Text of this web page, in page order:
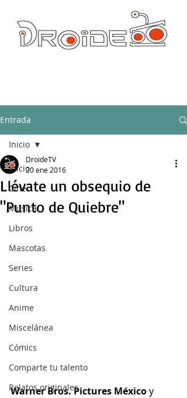
Entrada
Inicio
Cine
Música
Libros
Mascotas
Series
Cultura
Anime
Miscelánea
Cómics
Comparte tu talento
Relatos originales
Inicio
Llévate un obsequio de
"Punto de Quiebre"
DroideTV
20 ene 2016
Warner Bros. Pictures México y